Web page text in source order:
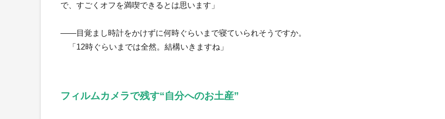
で、すごくオフを満喫できるとは思います」
――目覚まし時計をかけずに何時ぐらいまで寝ていられそうですか。
「12時ぐらいまでは全然。結構いきますね」
フィルムカメラで残す“自分へのお土産”